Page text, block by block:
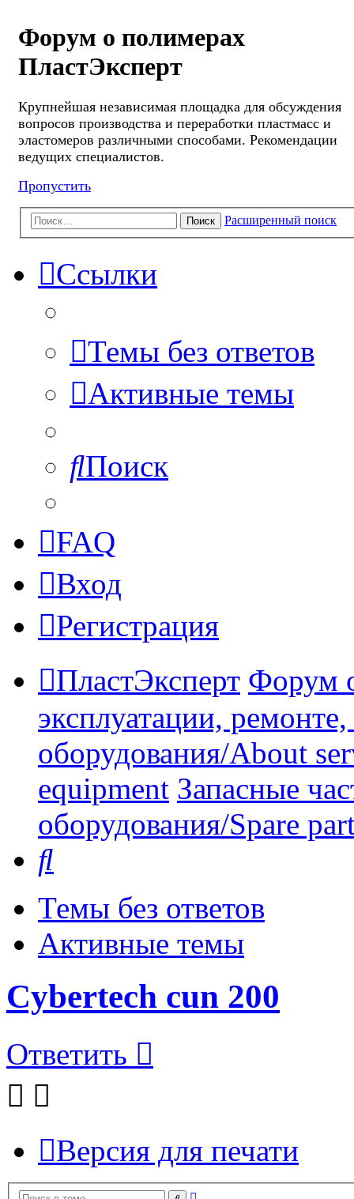
Форум о полимерах
ПластЭксперт
Крупнейшая независимая площадка для обсуждения
вопросов производства и переработки пластмасс и
эластомеров различными способами. Рекомендации
ведущих специалистов.
Пропустить
Поиск Расширенный поиск
Ссылки
Темы без ответов
Активные темы
Поиск
FAQ
Вход
Регистрация
ПластЭксперт Форум
эксплуатации,
оборудования/About
equipment Запасные
оборудования/Spare
Темы без ответов
Активные темы
Cybertech cun 200
Ответить
Версия для печати